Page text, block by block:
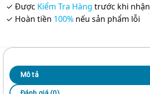
✓ Được Kiểm Tra Hàng trước khi nhận
✓ Hoàn tiền 100% nếu sản phẩm lỗi
Mô tả